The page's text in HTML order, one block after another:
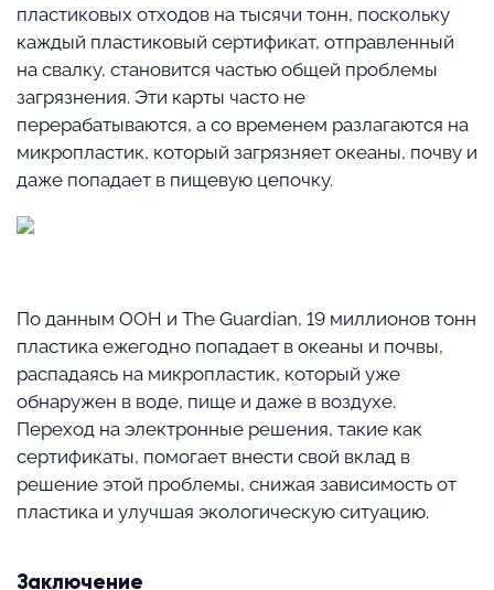
пластиковых отходов на тысячи тонн, поскольку
каждый пластиковый сертификат, отправленный
на свалку, становится частью общей проблемы
загрязнения. Эти карты часто не
перерабатываются, а со временем разлагаются на
микропластик, который загрязняет океаны, почву и
даже попадает в пищевую цепочку.
По данным ООН и The Guardian, 19 миллионов тонн
пластика ежегодно попадает в океаны и почвы,
распадаясь на микропластик, который уже
обнаружен в воде, пище и даже в воздухе.
Переход на электронные решения, такие как
сертификаты, помогает внести свой вклад в
решение этой проблемы, снижая зависимость от
пластика и улучшая экологическую ситуацию.
Заключение